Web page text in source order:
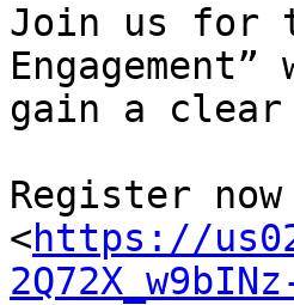
Join us for
gain a clear
Register
<https://